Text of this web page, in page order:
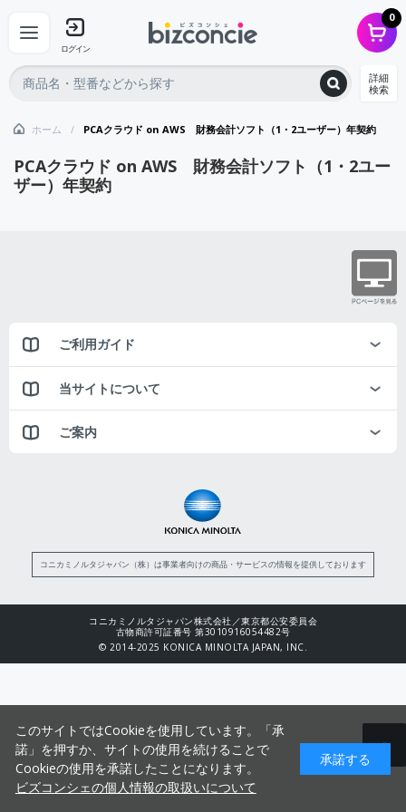
ログイン
0
詳細
検索
ホーム PCAクラウド on AWS 財務会計ソフト（1・2ユーザー）年契約
PCAクラウド on AWS 財務会計ソフト（1・2ユー
ザー）年契約
ご利用ガイド
当サイトについて
ご案内
コニカミノルタジャパン（株）は事業者向けの商品・サービスの情報を提供しております
コニカミノルタジャパン株式会社／東京都公安委員会
古物商許可証番号 第3010916054482号
© 2014-2025 KONICA MINOLTA JAPAN, INC.
このサイトではCookieを使用しています。「承
諾」を押すか、サイトの使用を続けることで
Cookieの使用を承諾したことになります。
ビズコンシェの個人情報の取扱いについて
承諾する